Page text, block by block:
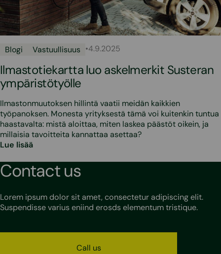
Blogi Vastuullisuus •4.9.2025
Ilmastotiekartta luo askelmerkit Susteran
ympäristötyölle
Ilmastonmuutoksen hillintä vaatii meidän kaikkien
työpanoksen. Monesta yrityksestä tämä voi kuitenkin tuntua
haastavalta: mistä aloittaa, miten laskea päästöt oikein, ja
millaisia tavoitteita kannattaa asettaa?
Lue lisää
Contact us
Lorem ipsum dolor sit amet, consectetur adipiscing elit.
Suspendisse varius eniind erosds elementum tristique.
Call us